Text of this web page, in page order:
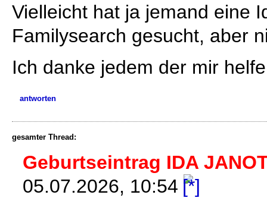
Vielleicht hat ja jemand eine
Familysearch gesucht, aber
Ich danke jedem der mir
antworten
gesamter Thread:
Geburtseintrag IDA
05.07.2026, 10:54